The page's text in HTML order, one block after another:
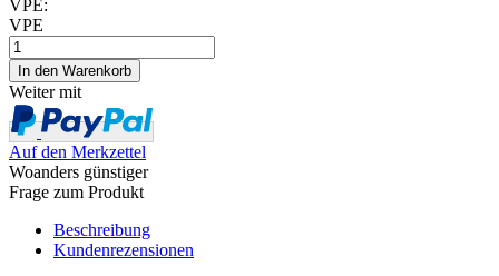
VPE:
VPE
Weiter mit
Auf den Merkzettel
Woanders günstiger
Frage zum Produkt
Beschreibung
Kundenrezensionen